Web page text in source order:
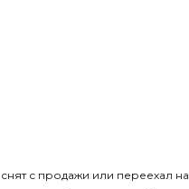
с продажи или переехал на